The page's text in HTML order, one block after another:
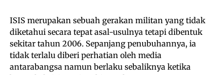
ISIS merupakan sebuah gerakan militan yang tidak
diketahui secara tepat asal-usulnya tetapi dibentuk
sekitar tahun 2006. Sepanjang penubuhannya, ia
tidak terlalu diberi perhatian oleh media
antarabangsa namun berlaku sebaliknya ketika